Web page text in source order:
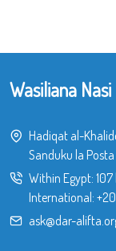
Wasiliana Nasi
Hadiqat al-
Sanduku la Posta
Within Egypt: 107|
International:
ask@dar-